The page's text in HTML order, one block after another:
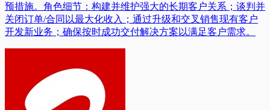
预措施。角色细节：构建并维护强大的长期客户关系；谈判并
关闭订单/合同以最大化收入；通过升级和交叉销售现有客户
开发新业务；确保按时成功交付解决方案以满足客户需求。